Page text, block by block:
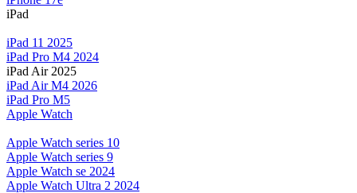
iPad
iPad 11 2025
iPad Pro M4 2024
iPad Air 2025
iPad Air M4 2026
iPad Pro M5
Apple Watch
Apple Watch series 10
Apple Watch series 9
Apple Watch se 2024
Apple Watch Ultra 2 2024